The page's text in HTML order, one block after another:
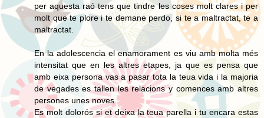
per aquesta raó tens que tindre les coses molt clares i per
molt que te plore i te demane perdo, si te a maltractat, te a
maltractat.
En la adolescencia el enamorament es viu amb molta més
intensitat que en les altres etapes, ja que es pensa que
amb eixa persona vas a pasar tota la teua vida i la majoria
de vegades es tallen les relacions y comences amb altres
persones unes noves.
Es molt dolorós si et deixa la teua parella i tu encara estas